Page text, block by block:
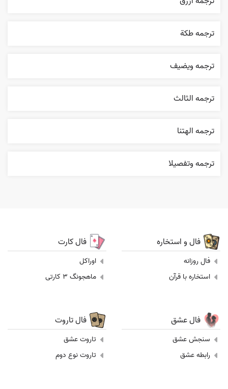
ترجمه طکة
ترجمه ويضيف
ترجمه الثالث
ترجمه الهتنا
ترجمه وتفصيلا
فال و استخاره
فال روزانه
استخاره با قرآن
فال کارت
اوراکل
ماهجونگ 3 کارتی
فال عشق
سنجش عشق
رابطه عشق
فال تاروت
تاروت عشق
تاروت نوع دوم